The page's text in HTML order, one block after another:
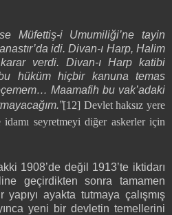
Müfettiş-i Umumiliği’ne tayin
idi. Divan-ı Harp, Halim
verdi. Divan-ı Harp katibi
hüküm hiçbir kanuna temas
Maamafih bu vak’adaki
[12] Devlet haksız yere
seyretmeyi diğer askerler için
1908’de değil 1913’te iktidarı
geçirdikten sonra tamamen
ayakta tutmaya çalışmış
yeni bir devletin temellerini